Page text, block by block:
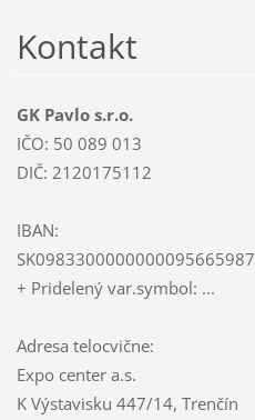
Kontakt
GK Pavlo s.r.o.
IČO: 50 089 013
DIČ: 2120175112
IBAN:
SK0983300000000095665987
+ Pridelený var.symbol: ...
Adresa telocvične:
Expo center a.s.
K Výstavisku 447/14, Trenčín